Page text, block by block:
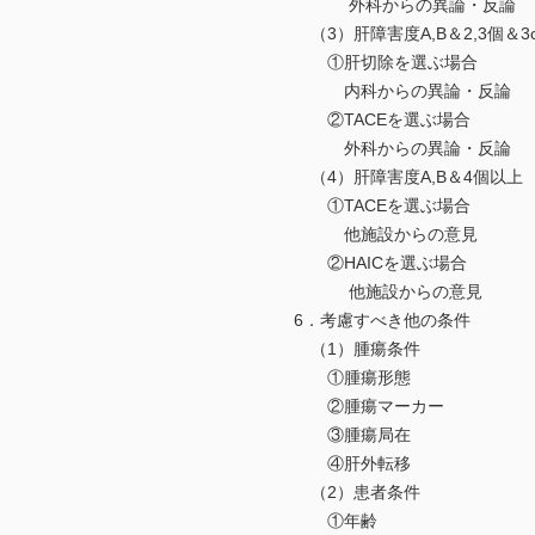
外科からの異論・反論
（3）肝障害度A,B＆2,3個＆
①肝切除を選ぶ場合
内科からの異論・反論
②TACEを選ぶ場合
外科からの異論・反論
（4）肝障害度A,B＆4個以上
①TACEを選ぶ場合
他施設からの意見
②HAICを選ぶ場合
他施設からの意見
6．考慮すべき他の条件
（1）腫瘍条件
①腫瘍形態
②腫瘍マーカー
③腫瘍局在
④肝外転移
（2）患者条件
①年齢